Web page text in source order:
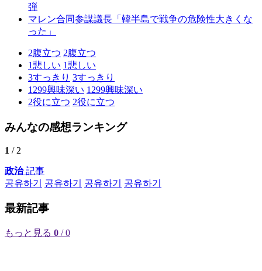
弾
マレン合同参謀議長「韓半島で戦争の危険性大きくな
った」
2腹立つ 2腹立つ
1悲しい 1悲しい
3すっきり 3すっきり
1299興味深い 1299興味深い
2役に立つ 2役に立つ
みんなの感想ランキング
1 / 2
政治記事
공유하기
공유하기 공유하기 공유하기
最新記事
もっと見る 0 / 0